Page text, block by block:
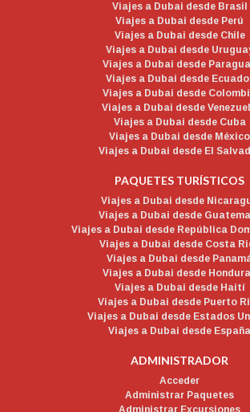
Viajes a Dubai desde Brasil
Viajes a Dubai desde Perú
Viajes a Dubai desde Chile
Viajes a Dubai desde
Viajes a Dubai desde
Viajes a Dubai desde
Viajes a Dubai desde
Viajes a Dubai desde
Viajes a Dubai desde Cuba
Viajes a Dubai desde México
Viajes a Dubai desde El
PAQUETES TURÍSTICOS
Viajes a Dubai desde
Viajes a Dubai desde
Viajes a Dubai desde República
Viajes a Dubai desde Costa
Viajes a Dubai desde
Viajes a Dubai desde
Viajes a Dubai desde Haití
Viajes a Dubai desde Puerto
Viajes a Dubai desde Estados
Viajes a Dubai desde España
ADMINISTRADOR
Acceder
Administrar Paquetes